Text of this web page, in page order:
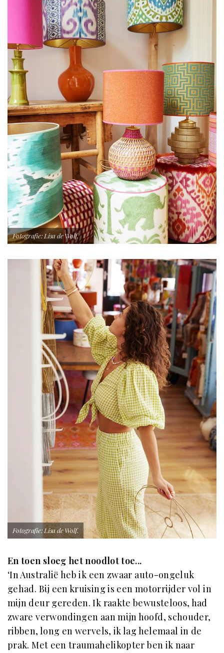
Fotografie: Lisa de Wolf.
Fotografie: Lisa de Wolf.
En toen sloeg het noodlot toe...
‘In Australië heb ik een zwaar auto-ongeluk
gehad. Bij een kruising is een motorrijder vol in
mijn deur gereden. Ik raakte bewusteloos, had
zware verwondingen aan mijn hoofd, schouder,
ribben, long en wervels, ik lag helemaal in de
prak. Met een traumahelikopter ben ik naar